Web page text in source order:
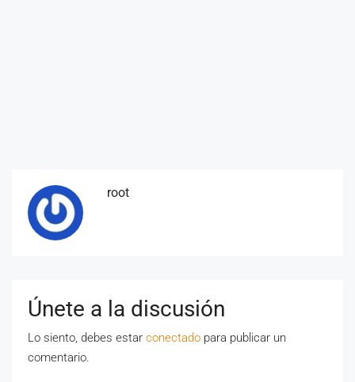
root
Únete a la discusión
Lo siento, debes estar conectado para publicar un
comentario.